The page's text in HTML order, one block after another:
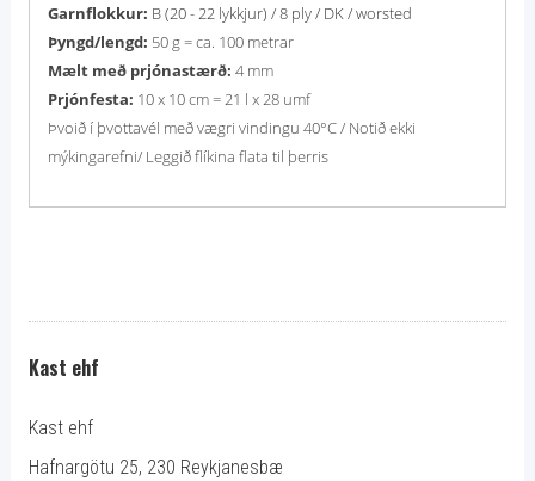
Garnflokkur: B (20 - 22 lykkjur) / 8 ply / DK / worsted
Þyngd/lengd: 50 g = ca. 100 metrar
Mælt með prjónastærð: 4 mm
Prjónfesta: 10 x 10 cm = 21 l x 28 umf
Þvoið í þvottavél með vægri vindingu 40°C / Notið ekki
mýkingarefni/ Leggið flíkina flata til þerris
Kast ehf
Kast ehf
Hafnargötu 25, 230 Reykjanesbæ